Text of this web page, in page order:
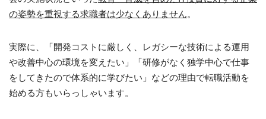
の姿勢を重視する求職者は少なくありません。
実際に、「開発コストに厳しく、レガシーな技術による運用
や改善中心の環境を変えたい」「研修がなく独学中心で仕事
をしてきたので体系的に学びたい」などの理由で転職活動を
始める方もいらっしゃいます。